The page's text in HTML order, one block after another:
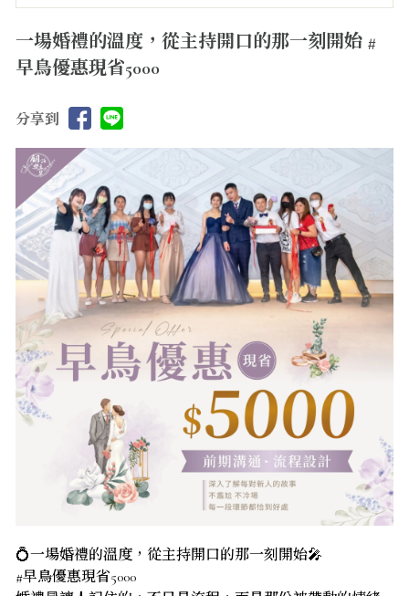
一場婚禮的溫度，從主持開口的那一刻開始 #
早鳥優惠現省5000
分享到
💍一場婚禮的溫度，從主持開口的那一刻開始🎤
#早鳥優惠現省5000